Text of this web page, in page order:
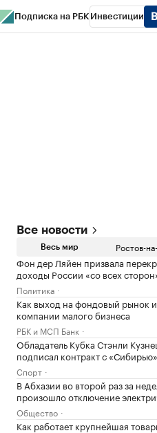
Подписка на РБК Инвестиции
Все новости
Весь мир Ростов-
Фон дер Ляйен призвала
доходы России «со всех
Политика
Как выход на фондовый рынок
компании малого бизнеса
РБК и МСП Банк
Обладатель Кубка Стэнли
подписал контракт с «Сибирью»
Спорт
В Абхазии во второй раз за
произошло отключение
Общество
Как работает крупнейшая